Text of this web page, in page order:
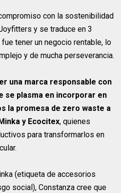
con la sostenibilidad
y se traduce en 3
tener un negocio rentable, lo
y de mucha perseverancia.
una marca responsable con
se plasma en incorporar en
la promesa de zero waste a
y Ecocitex, quienes
para transformarlos en
(etiqueta de accesorios
social), Constanza cree que